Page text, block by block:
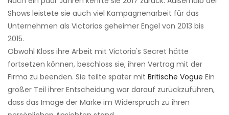
Shows leistete sie auch viel Kampagnenarbeit für das
Unternehmen als Victorias geheimer Engel von 2013 bis
2015.
Obwohl Kloss ihre Arbeit mit Victoria's Secret hätte
fortsetzen können, beschloss sie, ihren Vertrag mit der
Firma zu beenden. Sie teilte später mit Britische Vogue Ein
großer Teil ihrer Entscheidung war darauf zurückzuführen,
dass das Image der Marke im Widerspruch zu ihren